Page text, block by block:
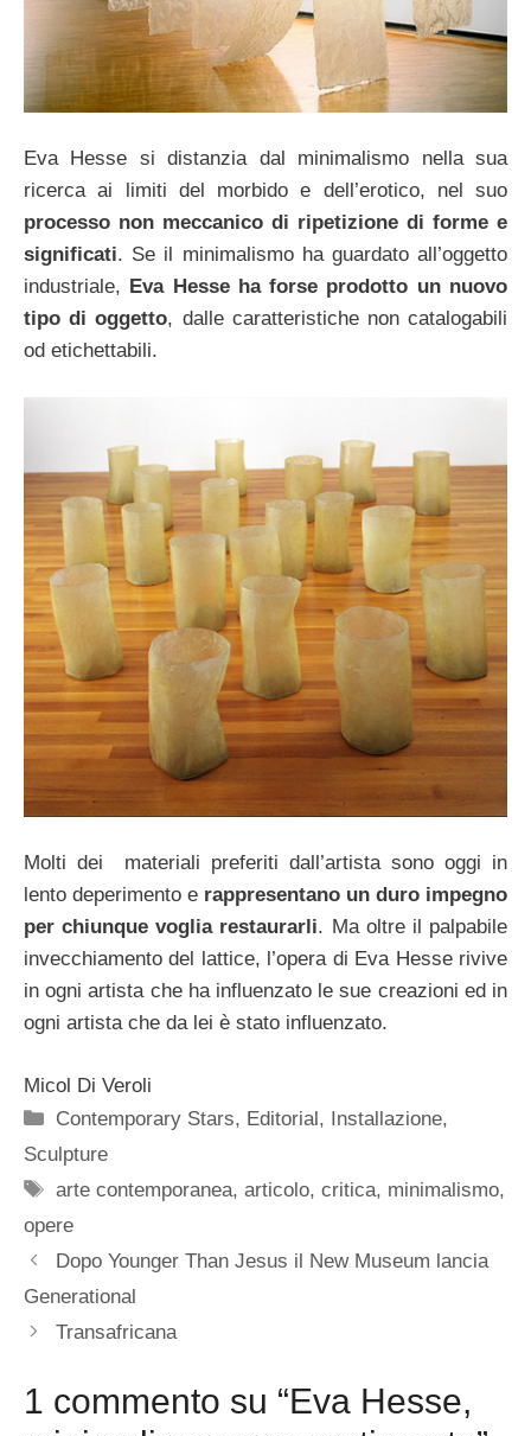
Eva Hesse si distanzia dal minimalismo nella sua
ricerca ai limiti del morbido e dell’erotico, nel suo
processo non meccanico di ripetizione di forme e
significati. Se il minimalismo ha guardato all’oggetto
industriale, Eva Hesse ha forse prodotto un nuovo
tipo di oggetto, dalle caratteristiche non catalogabili
od etichettabili.
Molti dei materiali preferiti dall’artista sono oggi in
lento deperimento e rappresentano un duro impegno
per chiunque voglia restaurarli. Ma oltre il palpabile
invecchiamento del lattice, l’opera di Eva Hesse rivive
in ogni artista che ha influenzato le sue creazioni ed in
ogni artista che da lei è stato influenzato.
Micol Di Veroli
Categorie
Contemporary Stars, Editorial, Installazione,
Sculpture
Tag
arte contemporanea,articolo,critica, minimalismo,
opere
Dopo Younger Than Jesus il New Museum lancia
Generational
Transafricana
1 commento su “Eva Hesse,